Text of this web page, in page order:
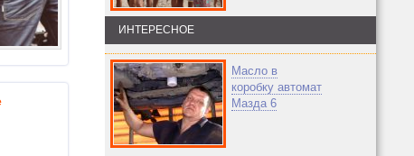
ИНТЕРЕСНОЕ
Масло в
коробку автомат
Мазда 6